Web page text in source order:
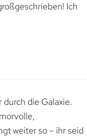
Ich
die Galaxie.
weiter so – ihr seid